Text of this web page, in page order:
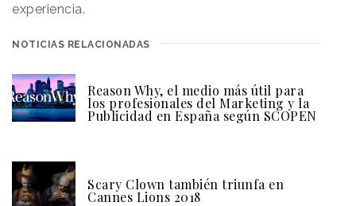
experiencia.
NOTICIAS RELACIONADAS
Reason Why, el medio más útil para
los profesionales del Marketing y la
Publicidad en España según SCOPEN
Scary Clown también triunfa en
Cannes Lions 2018